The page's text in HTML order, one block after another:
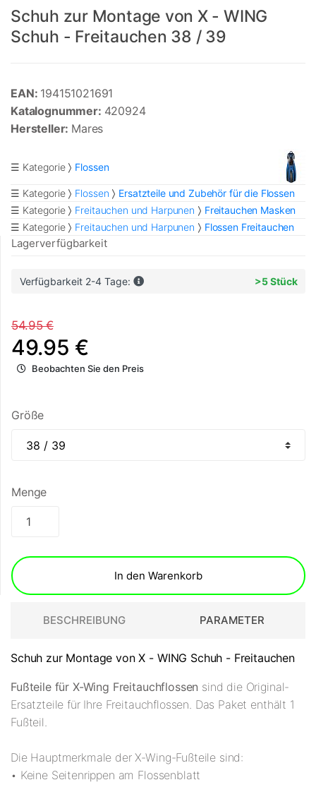
Schuh zur Montage von X - WING
Schuh - Freitauchen 38 / 39
EAN: 194151021691
Katalognummer: 420924
Hersteller: Mares
☰ Kategorie Flossen
☰ Kategorie Flossen
Ersatzteile und Zubehör für die Flossen
☰ Kategorie
Freitauchen und Harpunen
Freitauchen Masken
☰ Kategorie
Freitauchen und Harpunen Flossen Freitauchen
Lagerverfügbarkeit
Verfügbarkeit 2-4 Tage: >5 Stück
54.95 €
49.95 €
Beobachten Sie den Preis
Größe
Menge
In den Warenkorb
BESCHREIBUNG PARAMETER
Schuh zur Montage von X - WING Schuh - Freitauchen
Fußteile für X-Wing Freitauchflossen sind die Original-
Ersatzteile für Ihre Freitauchflossen. Das Paket enthält 1
Fußteil.
Die Hauptmerkmale der X-Wing-Fußteile sind:
• Keine Seitenrippen am Flossenblatt